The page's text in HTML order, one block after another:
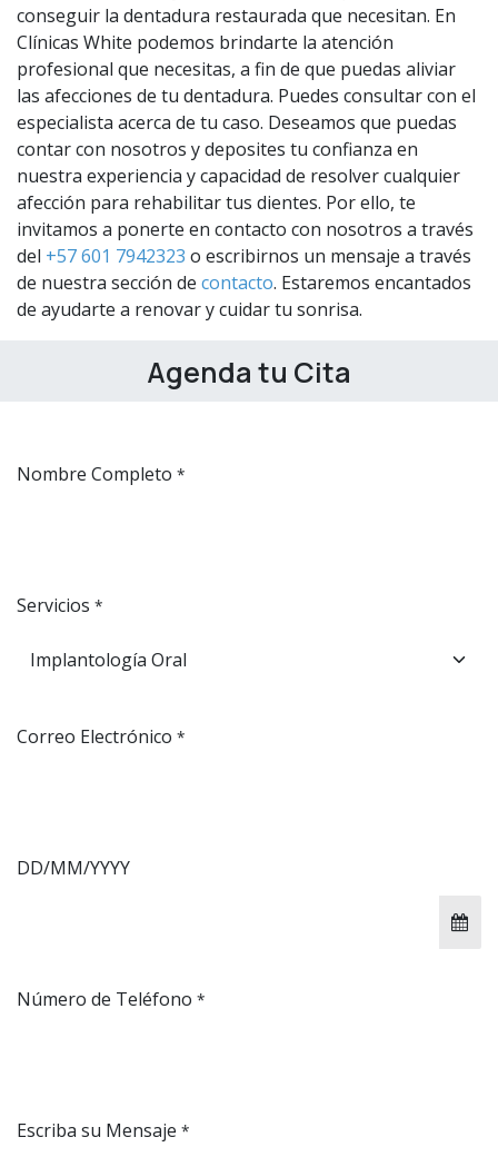
conseguir la dentadura restaurada que necesitan. En
Clínicas White podemos brindarte la atención
profesional que necesitas, a fin de que puedas aliviar
las afecciones de tu dentadura. Puedes consultar con el
especialista acerca de tu caso. Deseamos que puedas
contar con nosotros y deposites tu confianza en
nuestra experiencia y capacidad de resolver cualquier
afección para rehabilitar tus dientes. Por ello, te
invitamos a ponerte en contacto con nosotros a través
del +57 601 7942323 o escribirnos un mensaje a través
de nuestra sección de contacto. Estaremos encantados
de ayudarte a renovar y cuidar tu sonrisa.
Agenda tu Cita
Nombre Completo *
Servicios *
Correo Electrónico *
DD/MM/YYYY
Número de Teléfono *
Escriba su Mensaje *